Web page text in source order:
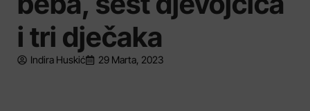
i tri dječaka
Indira Huskić 29 Marta, 2023